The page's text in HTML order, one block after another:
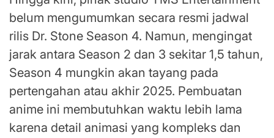
belum mengumumkan secara resmi jadwal
rilis Dr. Stone Season 4. Namun, mengingat
jarak antara Season 2 dan 3 sekitar 1,5 tahun,
Season 4 mungkin akan tayang pada
pertengahan atau akhir 2025. Pembuatan
anime ini membutuhkan waktu lebih lama
karena detail animasi yang kompleks dan